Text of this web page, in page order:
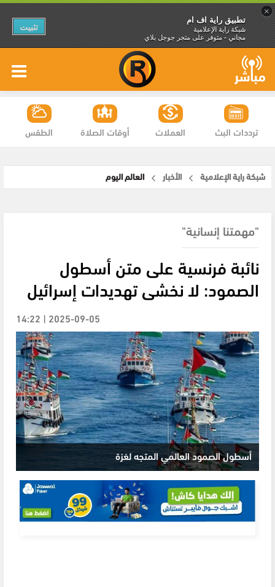
×
تطبيق راية اف ام
شبكة راية الإعلامية
مجاني - متوفر على متجر جوجل بلاي
تثبيت
الطقس أوقات الصلاة العملات ترددات البث
شبكة راية الإعلامية الأخبار العالم اليوم
"مهمتنا إنسانية"
نائبة فرنسية على متن أسطول
الصمود: لا نخشى تهديدات إسرائيل
2025-09-05 | 14:22
أسطول الصمود العالمي المتجه لغزة